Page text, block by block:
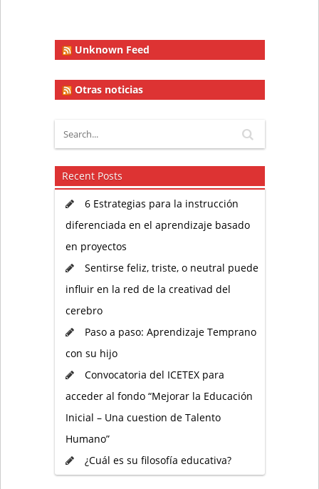
Unknown Feed
Otras noticias
Recent Posts
6 Estrategias para la instrucción
diferenciada en el aprendizaje basado
en proyectos
Sentirse feliz, triste, o neutral puede
influir en la red de la creativad del
cerebro
Paso a paso: Aprendizaje Temprano
con su hijo
Convocatoria del ICETEX para
acceder al fondo “Mejorar la Educación
Inicial – Una cuestion de Talento
Humano”
¿Cuál es su filosofía educativa?